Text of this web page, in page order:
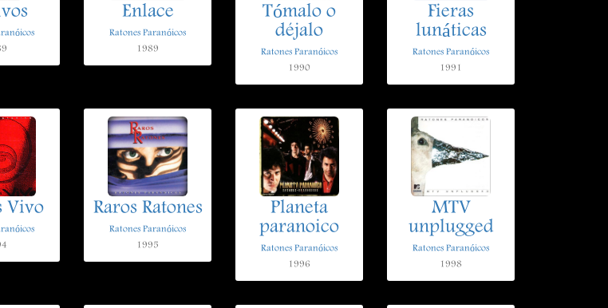
Enlace
Ratones Paranóicos
1989
Tómalo o
déjalo
Ratones Paranóicos
1990
Fieras
lunáticas
Ratones Paranóicos
1991
Vivo Raros Ratones
Ratones Paranóicos
1995
Planeta
paranoico
Ratones Paranóicos
1996
MTV
unplugged
Ratones Paranóicos
1998